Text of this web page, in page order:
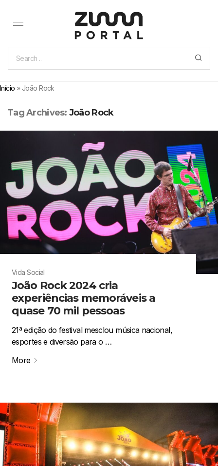
Início » João Rock
Tag Archives: João Rock
Vida Social
João Rock 2024 cria
experiências memoráveis a
quase 70 mil pessoas
21ª edição do festival mesclou música nacional,
esportes e diversão para o …
More